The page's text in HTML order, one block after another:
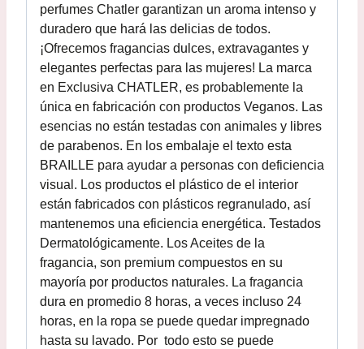
perfumes Chatler garantizan un aroma intenso y
duradero que hará las delicias de todos.
¡Ofrecemos fragancias dulces, extravagantes y
elegantes perfectas para las mujeres! La marca
en Exclusiva CHATLER, es probablemente la
única en fabricación con productos Veganos. Las
esencias no están testadas con animales y libres
de parabenos. En los embalaje el texto esta
BRAILLE para ayudar a personas con deficiencia
visual. Los productos el plástico de el interior
están fabricados con plásticos regranulado, así
mantenemos una eficiencia energética. Testados
Dermatológicamente. Los Aceites de la
fragancia, son premium compuestos en su
mayoría por productos naturales. La fragancia
dura en promedio 8 horas, a veces incluso 24
horas, en la ropa se puede quedar impregnado
hasta su lavado. Por todo esto se puede